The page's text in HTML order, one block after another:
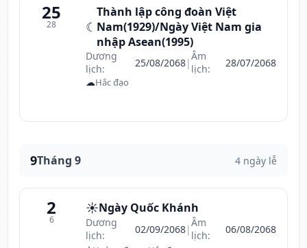
25
28 ☾
Thành lập công đoàn Việt
Nam(1929)/Ngày Việt Nam gia
nhập Asean(1995)
Dương
lịch:
25/08/2068|Âm
lịch:
28/07/2068
☁Hắc đạo
9Tháng 9 4 ngày lễ
2
6
☀️Ngày Quốc Khánh
Dương
lịch:
02/09/2068|Âm
lịch:
06/08/2068